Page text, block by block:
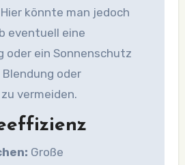
könnte man jedoch
eventuell eine
oder ein Sonnenschutz
oder
vermeiden.
Große